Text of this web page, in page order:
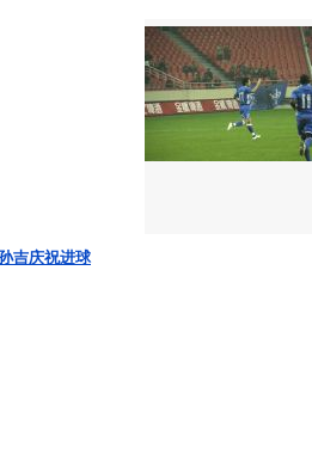
吉庆祝进球